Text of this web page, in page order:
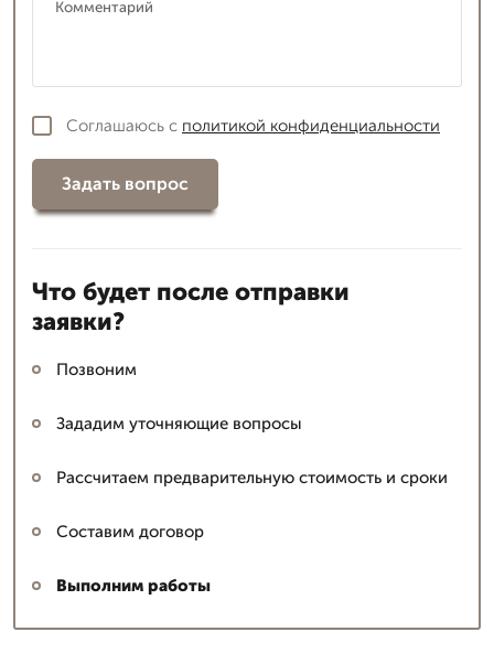
Соглашаюсь с политикой конфиденциальности
Задать вопрос
Что будет после отправки
заявки?
Позвоним
Зададим уточняющие вопросы
Рассчитаем предварительную стоимость и сроки
Составим договор
Выполним работы